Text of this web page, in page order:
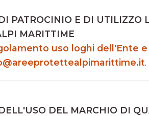
PATROCINIO E DI UTILIZZO
MARITTIME
uso loghi dell'Ente
.
DEL MARCHIO DI